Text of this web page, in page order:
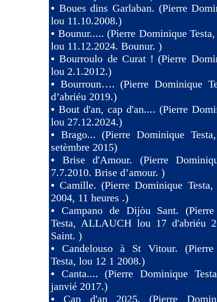
• Boues dins Garlaban. (Pierre
lou 11.10.2008.)
• Bounur..... (Pierre Dominique
lou 11.12.2024. Bounur. )
•Bourroulo de Curat ! (Pierre
lou 2.1.2012.)
• Bourroun…. (Pierre Dominique
d’abriéu 2019.)
• Bout d'an, cap d'an.... (Pierre
lou 27.12.2024.)
• Brago... (Pierre Dominique
setèmbre 2015)
• Brise d'Amour. (Pierre
7.7.2010. Brise d’amour. )
• Camille. (Pierre Dominique
2004, 11 heures .)
• Campano de Dijòu Sant.
Testa, ALLAUCH lou 17 d'abriéu
Saint. )
• Candelouso à St Vitour. (Pierre
Testa, lou 12 1 2008.)
• Canta.... (Pierre Dominique
janvié 2017.)
• Cap d'an 2025. (Pierre